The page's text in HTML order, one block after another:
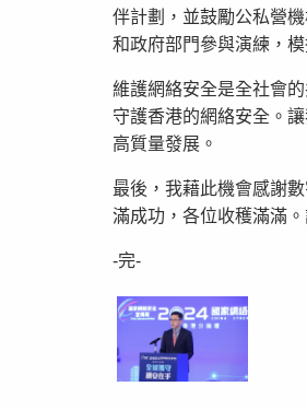
伴計劃，並鼓勵公私營
和政府部門參與演練，
維護網絡安全是全社會
守護香港的網絡安全。
高質量發展。
最後，我藉此機會感謝
滿成功，各位收穫滿滿。
-完-